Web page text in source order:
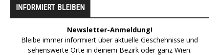
INFORMIERT BLEIBEN
Newsletter-Anmeldung!
Bleibe immer informiert über aktuelle Geschehnisse und
sehenswerte Orte in deinem Bezirk oder ganz Wien.